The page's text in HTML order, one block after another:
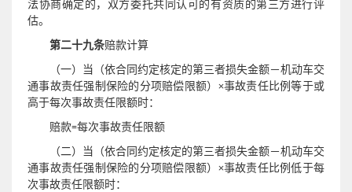
法协商确定的，双方委托共同认可的有资质的第三方进行评
估。
第二十九条赔款计算
（一）当（依合同约定核定的第三者损失金额－机动车交
通事故责任强制保险的分项赔偿限额）×事故责任比例等于或
高于每次事故责任限额时：
赔款=每次事故责任限额
（二）当（依合同约定核定的第三者损失金额－机动车交
通事故责任强制保险的分项赔偿限额）×事故责任比例低于每
次事故责任限额时：